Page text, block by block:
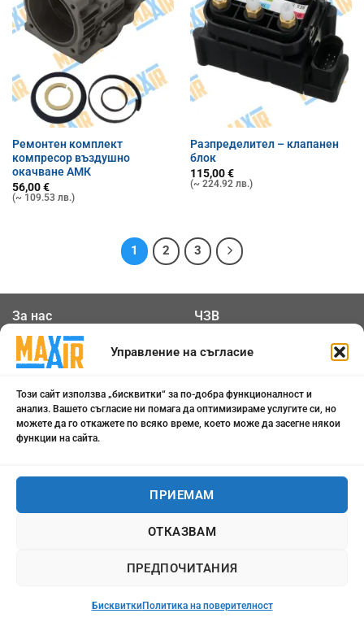
Управление на съгласие
Този сайт използва „бисквитки“ за по-добра функционалност и
анализ. Вашето съгласие ни помага да оптимизираме услугите си, но
можете да го откажете по всяко време, което може да засегне някои
функции на сайта.
ПРИЕМАМ
ОТКАЗВАМ
ПРЕДПОЧИТАНИЯ
БисквиткиПолитика на поверителност
Ремонтен комплект
компресор въздушно
окачване АМК
56,00€
(~ 109.53 лв.)
Разпределител – клапанен
блок
115,00€
(~ 224.92 лв.)
1 2 3
За нас
Общи условия
поверителност
ЧЗВ
Контакти
Понеделник - Петък от
Всички права запазени 2026 ©maxair-bg.com